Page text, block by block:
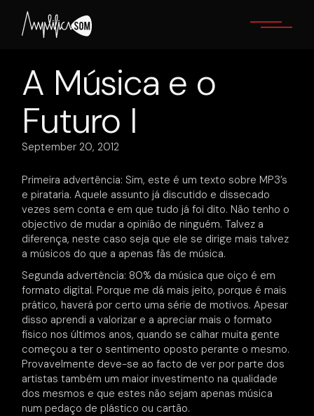
content
A Música e o
Futuro I
September 20, 2012
Primeira advertência: Sim, este é um texto sobre MP3’s
e pirataria. Aquele assunto já discutido e dissecado
vezes sem conta e em que tudo já foi dito. Não tenho o
objectivo de mudar a opinião de ninguém. Talvez a
diferença, neste caso seja que ele se dirige mais talvez
a músicos do que a apenas fãs de música.
Segunda advertência: 80% da música que oiço é em
formato digital. Porque me dá mais jeito, porque é mais
prático, haverá por certo uma série de motivos. Apesar
disso aprendi a valorizar e a apreciar mais o formato
físico nos últimos anos, quando se calhar muita gente
começou a ter o sentimento oposto perante o mesmo.
Provavelmente deve-se ao facto de ver por parte dos
artistas também um maior investimento na qualidade
dos mesmos e que estes não sejam apenas música
num pedaço de plástico ou cartão.